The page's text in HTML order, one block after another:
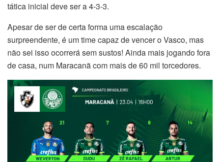
tática inicial deve ser a 4-3-3.
Apesar de ser de certa forma uma escalação
surpreendente, é um time capaz de vencer o Vasco, mas
não sei isso ocorrerá sem sustos! Ainda mais jogando fora
de casa, num Maracanã com mais de 60 mil torcedores.